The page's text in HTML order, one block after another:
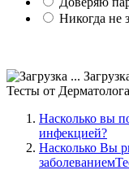
Никогда не
Тесты от Дерматолога
Насколько вы
инфекцией?
Насколько Вы